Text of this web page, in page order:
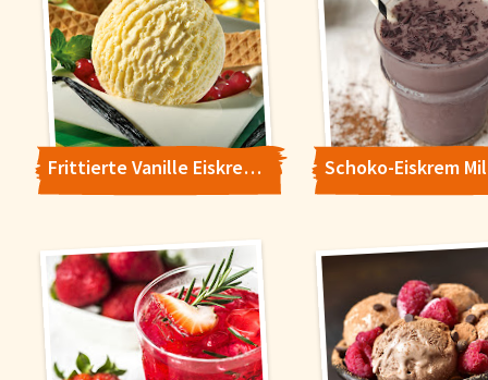
Frittierte Vanille Eiskrem mit Fruchtmousse